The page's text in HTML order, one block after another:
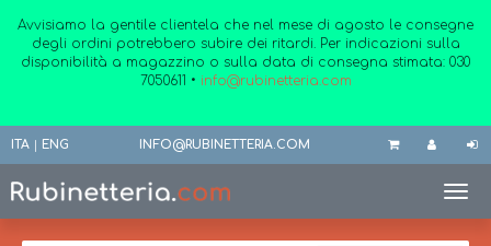
Avvisiamo la gentile clientela che nel mese di agosto le consegne
degli ordini potrebbero subire dei ritardi. Per indicazioni sulla
disponibilità a magazzino o sulla data di consegna stimata: 030
7050611 • info@rubinetteria.com
ITA | ENG INFO@RUBINETTERIA.COM